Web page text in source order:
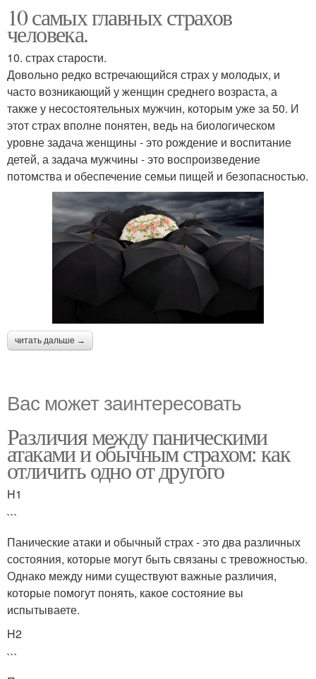
10 самых главных страхов
человека.
10. страх старости.
Довольно редко встречающийся страх у молодых, и
часто возникающий у женщин среднего возраста, а
также у несостоятельных мужчин, которым уже за 50. И
этот страх вполне понятен, ведь на биологическом
уровне задача женщины - это рождение и воспитание
детей, а задача мужчины - это воспроизведение
потомства и обеспечение семьи пищей и безопасностью.
читать дальше →
Вас может заинтересовать
Различия между паническими
атаками и обычным страхом: как
отличить одно от другого
H1
```
Панические атаки и обычный страх - это два различных
состояния, которые могут быть связаны с тревожностью.
Однако между ними существуют важные различия,
которые помогут понять, какое состояние вы
испытываете.
H2
```